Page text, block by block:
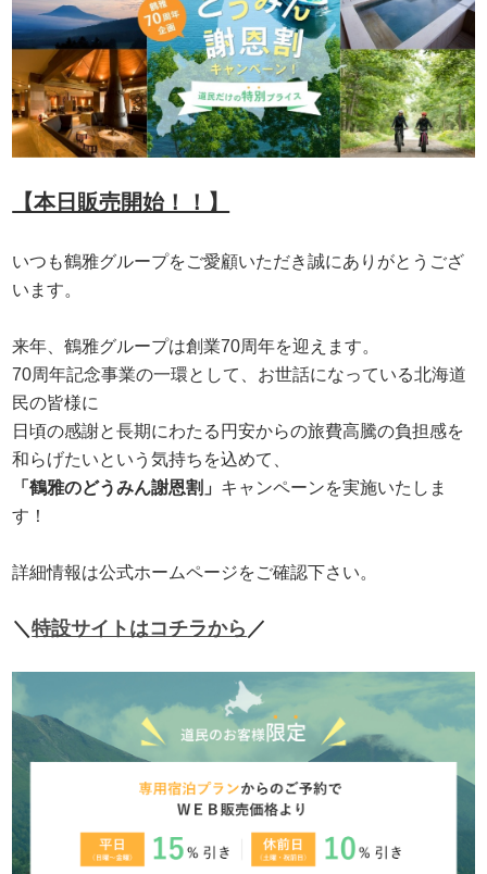
【本日販売開始！！】
いつも鶴雅グループをご愛顧いただき誠にありがとうござ
います。
来年、鶴雅グループは創業70周年を迎えます。
70周年記念事業の一環として、お世話になっている北海道
民の皆様に
日頃の感謝と長期にわたる円安からの旅費高騰の負担感を
和らげたいという気持ちを込めて、
「鶴雅のどうみん謝恩割」 キャンペーンを実施いたしま
す！
詳細情報は公式ホームページをご確認下さい。
＼特設サイトはコチラから ／